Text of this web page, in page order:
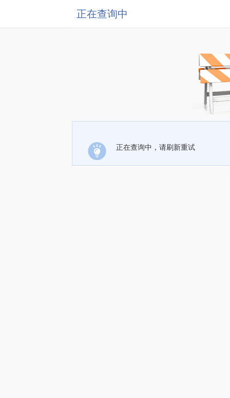
正在查询中
正在查询中，请刷新重试